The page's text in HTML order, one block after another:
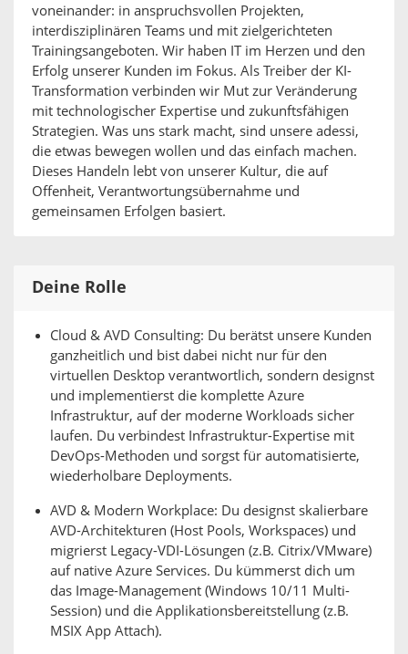
voneinander: in anspruchsvollen Projekten,
interdisziplinären Teams und mit zielgerichteten
Trainingsangeboten. Wir haben IT im Herzen und den
Erfolg unserer Kunden im Fokus. Als Treiber der KI-
Transformation verbinden wir Mut zur Veränderung
mit technologischer Expertise und zukunftsfähigen
Strategien. Was uns stark macht, sind unsere adessi,
die etwas bewegen wollen und das einfach machen.
Dieses Handeln lebt von unserer Kultur, die auf
Offenheit, Verantwortungsübernahme und
gemeinsamen Erfolgen basiert.
Deine Rolle
Cloud & AVD Consulting: Du berätst unsere Kunden
ganzheitlich und bist dabei nicht nur für den
virtuellen Desktop verantwortlich, sondern designst
und implementierst die komplette Azure
Infrastruktur, auf der moderne Workloads sicher
laufen. Du verbindest Infrastruktur-Expertise mit
DevOps-Methoden und sorgst für automatisierte,
wiederholbare Deployments.
AVD & Modern Workplace: Du designst skalierbare
AVD-Architekturen (Host Pools, Workspaces) und
migrierst Legacy-VDI-Lösungen (z.B. Citrix/VMware)
auf native Azure Services. Du kümmerst dich um
das Image-Management (Windows 10/11 Multi-
Session) und die Applikationsbereitstellung (z.B.
MSIX App Attach).